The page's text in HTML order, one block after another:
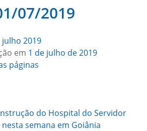
07/2019
julho 2019
em 1 de julho de 2019
páginas
do Hospital do Servidor
semana em Goiânia